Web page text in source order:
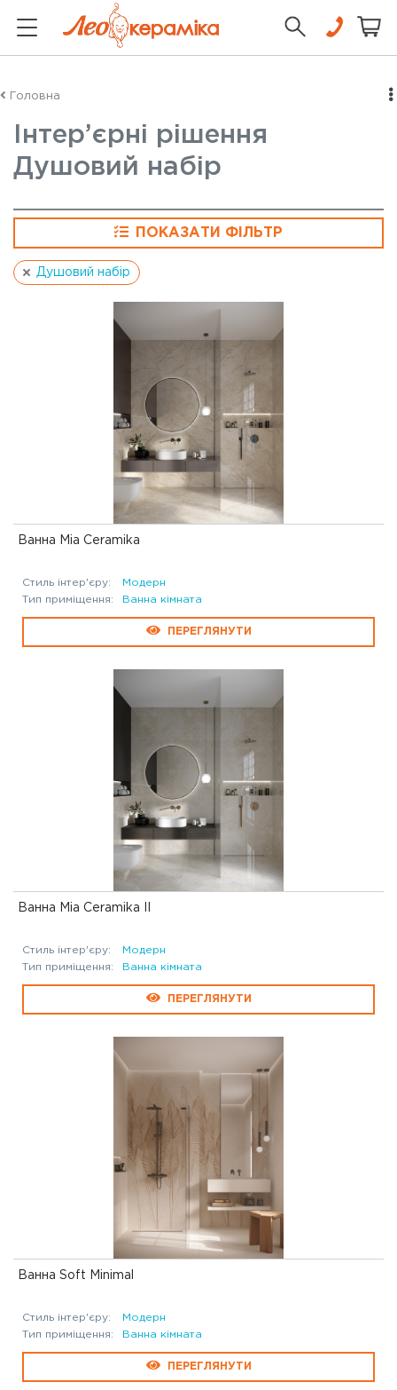
Головна
Інтер’єрні рішення
Душовий набір
ПОКАЗАТИ ФІЛЬТР
Душовий набір
Ванна Mia Ceramika
Стиль інтер'єру:
Модерн
Тип приміщення:
Ванна кімната
ПЕРЕГЛЯНУТИ
Ванна Mia Ceramika II
Стиль інтер'єру:
Модерн
Тип приміщення:
Ванна кімната
ПЕРЕГЛЯНУТИ
Ванна Soft Minimal
Стиль інтер'єру:
Модерн
Тип приміщення:
Ванна кімната
ПЕРЕГЛЯНУТИ